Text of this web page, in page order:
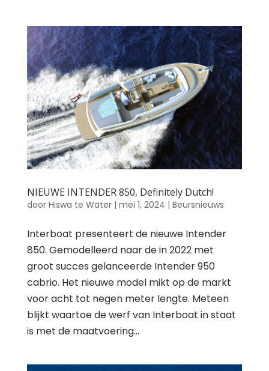
NIEUWE INTENDER 850, Definitely Dutch!
door Hiswa te Water| mei 1, 2024 | Beursnieuws
Interboat presenteert de nieuwe Intender
850. Gemodelleerd naar de in 2022 met
groot succes gelanceerde Intender 950
cabrio. Het nieuwe model mikt op de markt
voor acht tot negen meter lengte. Meteen
blijkt waartoe de werf van Interboat in staat
is met de maatvoering...